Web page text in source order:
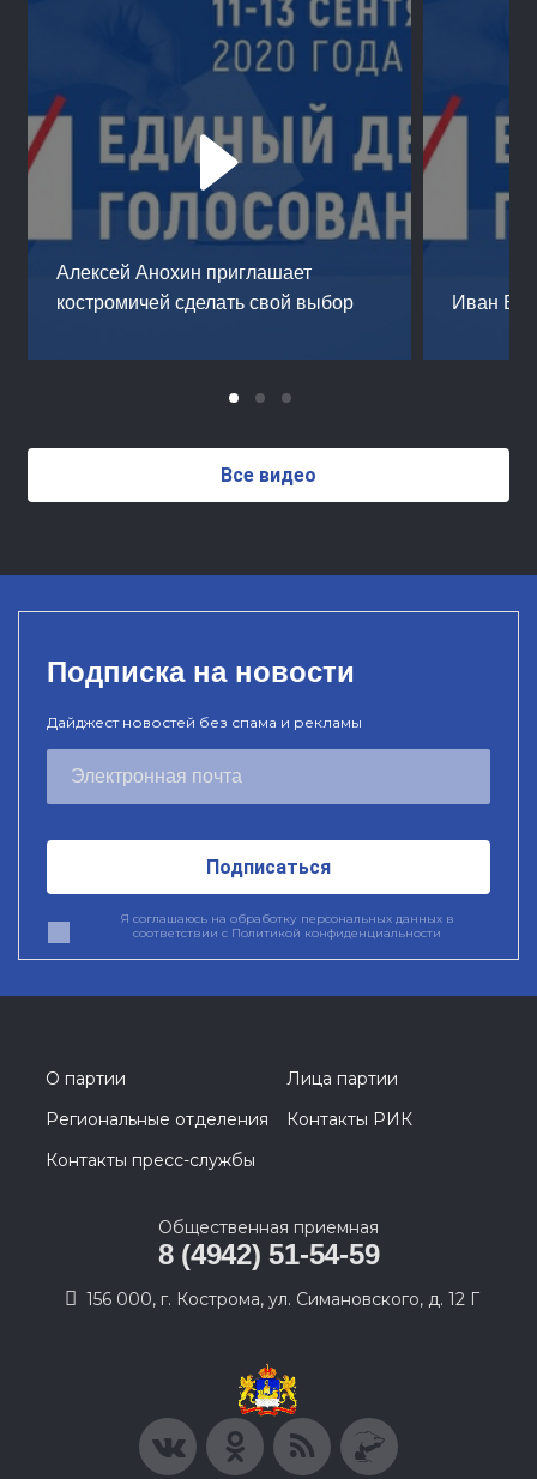
Алексей Анохин приглашает
костромичей сделать свой выбор
Иван
Все видео
Подписка на новости
Дайджест новостей без спама и рекламы
Подписаться
Я соглашаюсь на обработку персональных данных в
соответствии с Политикой конфиденциальности
О партии
Лица партии
Региональные отделения
Контакты РИК
Контакты пресс-службы
Общественная приемная
8 (4942) 51-54-59
156 000, г. Кострома, ул. Симановского, д. 12 Г